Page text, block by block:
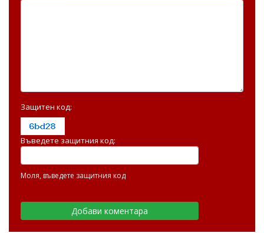
Защитен код:
Въведете защитния код:
Моля, въведете защитния код